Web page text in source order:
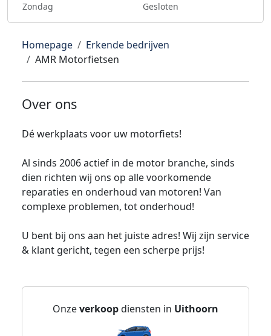
Zondag
Gesloten
Homepage
Erkende bedrijven
AMR Motorfietsen
Over ons
Dé werkplaats voor uw motorfiets!
Al sinds 2006 actief in de motor branche, sinds
dien richten wij ons op alle voorkomende
reparaties en onderhoud van motoren! Van
complexe problemen, tot onderhoud!
U bent bij ons aan het juiste adres! Wij zijn service
& klant gericht, tegen een scherpe prijs!
Onzeverkoopdiensten in Uithoorn